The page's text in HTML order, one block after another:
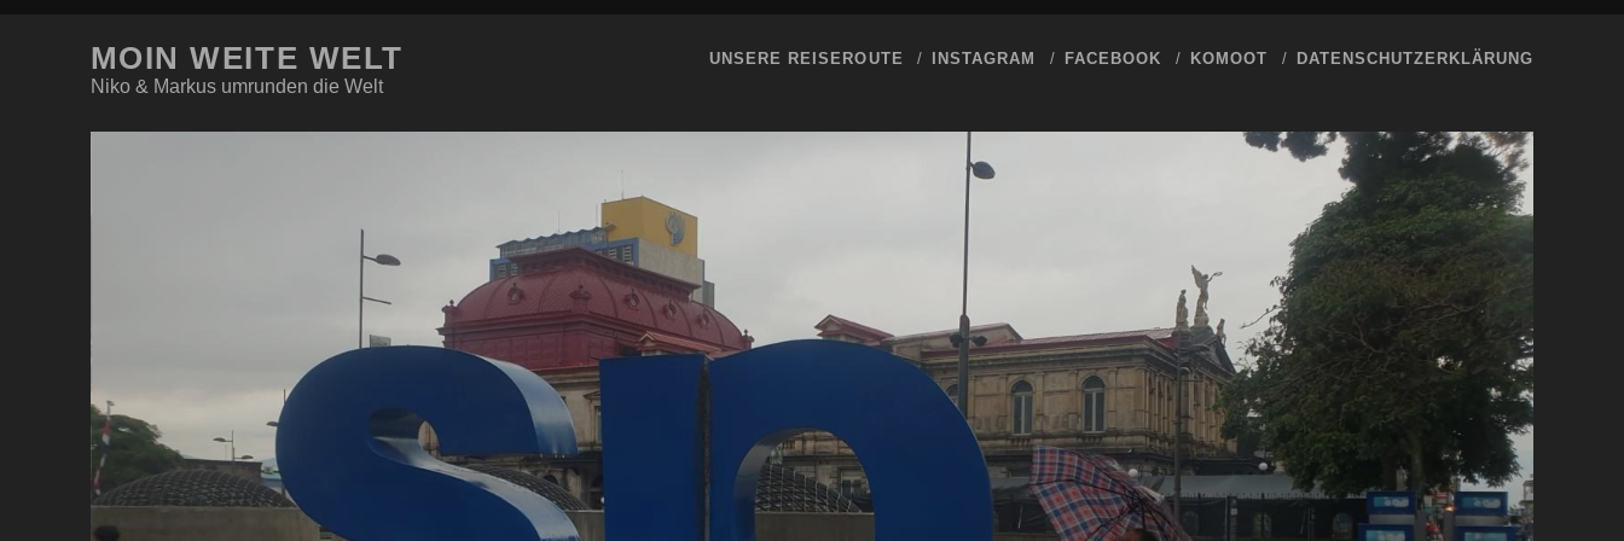
MOIN WEITE WELT
Niko & Markus umrunden die Welt
UNSERE REISEROUTE INSTAGRAM FACEBOOK KOMOOT DATENSCHUTZERKLÄRUNG